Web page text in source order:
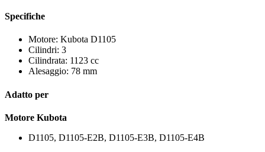
Specifiche
Motore: Kubota D1105
Cilindri: 3
Cilindrata: 1123 cc
Alesaggio: 78 mm
Adatto per
Motore Kubota
D1105, D1105-E2B, D1105-E3B, D1105-E4B